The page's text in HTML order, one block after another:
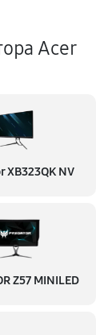
Acer
XB323QK NV
Z57 MINILED